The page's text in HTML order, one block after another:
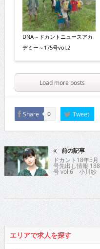
DNA～ドカントニュースアカ
デミー～175号vol.2
Load more posts
Share 0 Tweet
前の記事
ドカント18年5月
号先出し情報 188
号 vol.6 小川紗
良
エリアで求人を探す